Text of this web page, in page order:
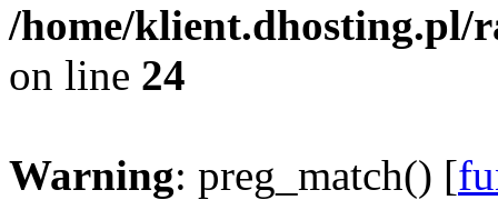
/home/klient.dhosting.pl/
on line 24
Warning: preg_match() [